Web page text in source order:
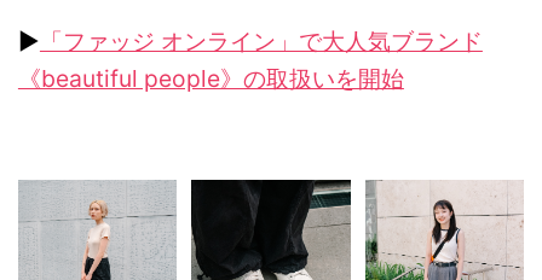
▶︎ 「ファッジ オンライン」で大人気ブランド
《beautiful people》の取扱いを開始